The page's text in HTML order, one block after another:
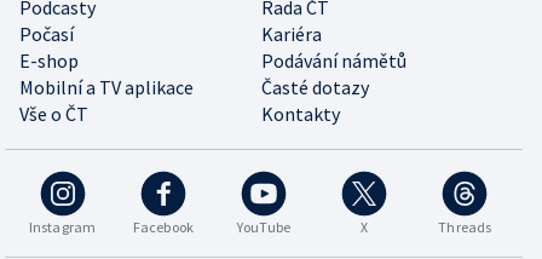
Podcasty
Rada ČT
Počasí
Kariéra
E-shop
Podávání námětů
Mobilní a TV aplikace
Časté dotazy
Vše o ČT
Kontakty
Instagram Facebook YouTube X Threads